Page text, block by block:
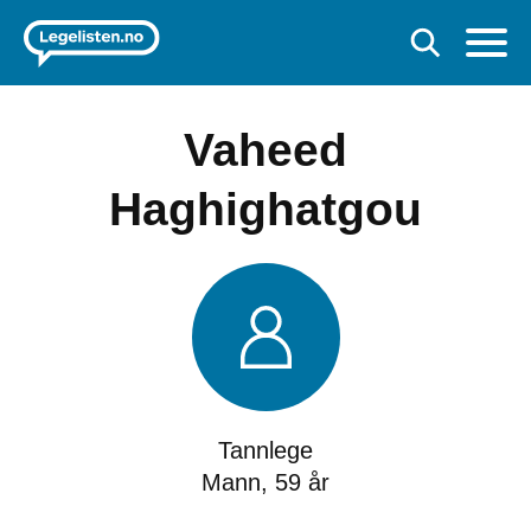
Vaheed
Haghighatgou
Tannlege
Mann, 59 år